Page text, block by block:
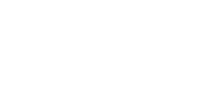
von Inhalten
Statistiken oder Kombinationen von